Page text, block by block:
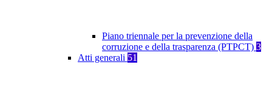
Piano triennale per la prevenzione della
corruzione e della trasparenza (PTPCT) 3
Atti generali 51